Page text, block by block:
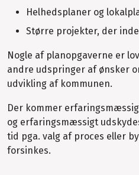
Helhedsplaner og
Større projekter, der
Nogle af planopgaverne er
andre udspringer af ønsker
udvikling af kommunen.
Der kommer
og erfaringsmæssigt
tid pga. valg af proces eller
forsinkes.